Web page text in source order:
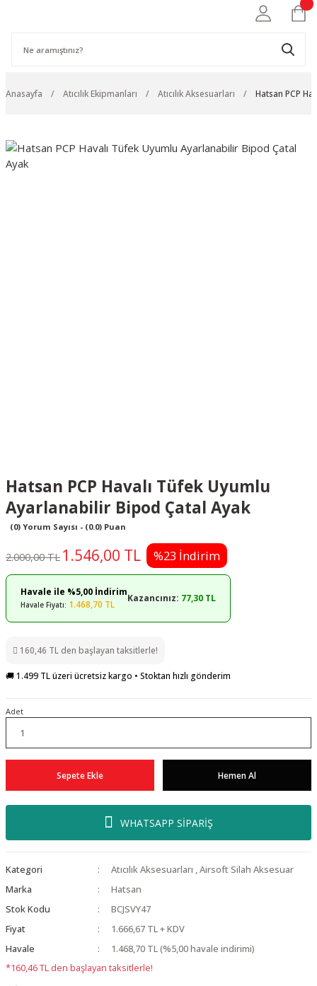
Anasayfa Atıcılık Ekipmanları Atıcılık Aksesuarları Hatsan PCP
Hatsan PCP Havalı Tüfek Uyumlu
Ayarlanabilir Bipod Çatal Ayak
(0) Yorum Sayısı - (0.0) Puan
2.000,00 TL 1.546,00 TL %23 İndirim
Havale ile %5,00 İndirim
Havale Fiyatı: 1.468,70 TL
Kazancınız: 77,30 TL
160,46 TL den başlayan taksitlerle!
🚚 1.499 TL üzeri ücretsiz kargo • Stoktan hızlı gönderim
Adet
Sepete Ekle Hemen Al
WHATSAPP SİPARİŞ
Kategori Atıcılık Aksesuarları ,Airsoft Silah Aksesuar
Marka
Hatsan
Stok Kodu
BCJSVY47
Fiyat
1.666,67 TL + KDV
Havale
1.468,70 TL (%5,00 havale indirimi)
*160,46 TL den başlayan taksitlerle!